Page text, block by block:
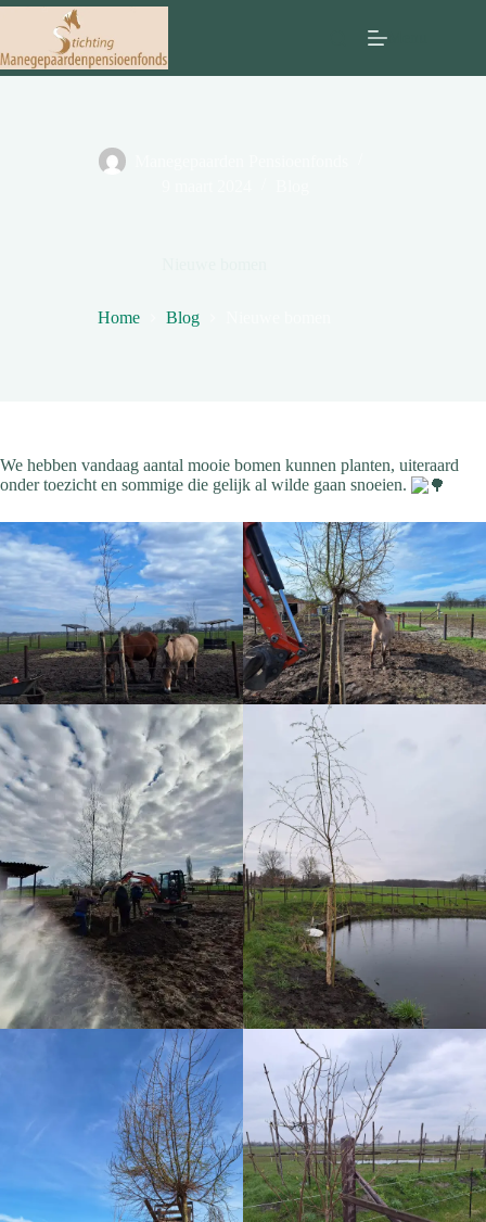
Ga
inhoud
Home Blog
We hebben vandaag aantal mooie bomen kunnen planten, uiteraard
onder toezicht en sommige die gelijk al wilde gaan snoeien.